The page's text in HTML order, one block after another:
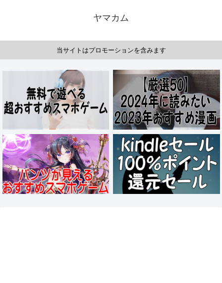
ヤマカム
当サイトはプロモーションを含みます